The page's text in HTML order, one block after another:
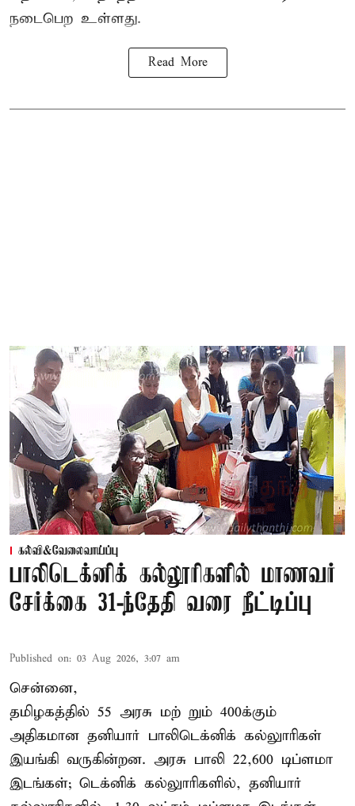
நடைபெற உள்ளது.
Read More
கல்வி&வேலைவாய்ப்பு
பாலிடெக்னிக் கல்லூரிகளில் மாணவர்
சேர்க்கை 31-ந்தேதி வரை நீட்டிப்பு
Published on: 03 Aug 2026, 3:07 am
சென்னை,
தமிழகத்தில் 55 அரசு மற் றும் 400க்கும்
அதிகமான தனியார் பாலிடெக்னிக் கல்லுாரிகள்
இயங்கி வருகின்றன. அரசு பாலி 22,600 டிப்ளமா
இடங்கள்; டெக்னிக் கல்லுாரிகளில், தனியார்